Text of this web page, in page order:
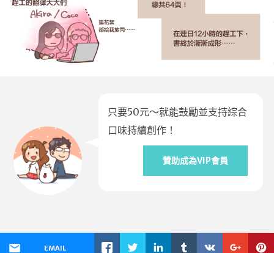
只要50元～就能鼓勵並支持綜合
口味持續創作！
贊助成為VIP會員
EMAIL